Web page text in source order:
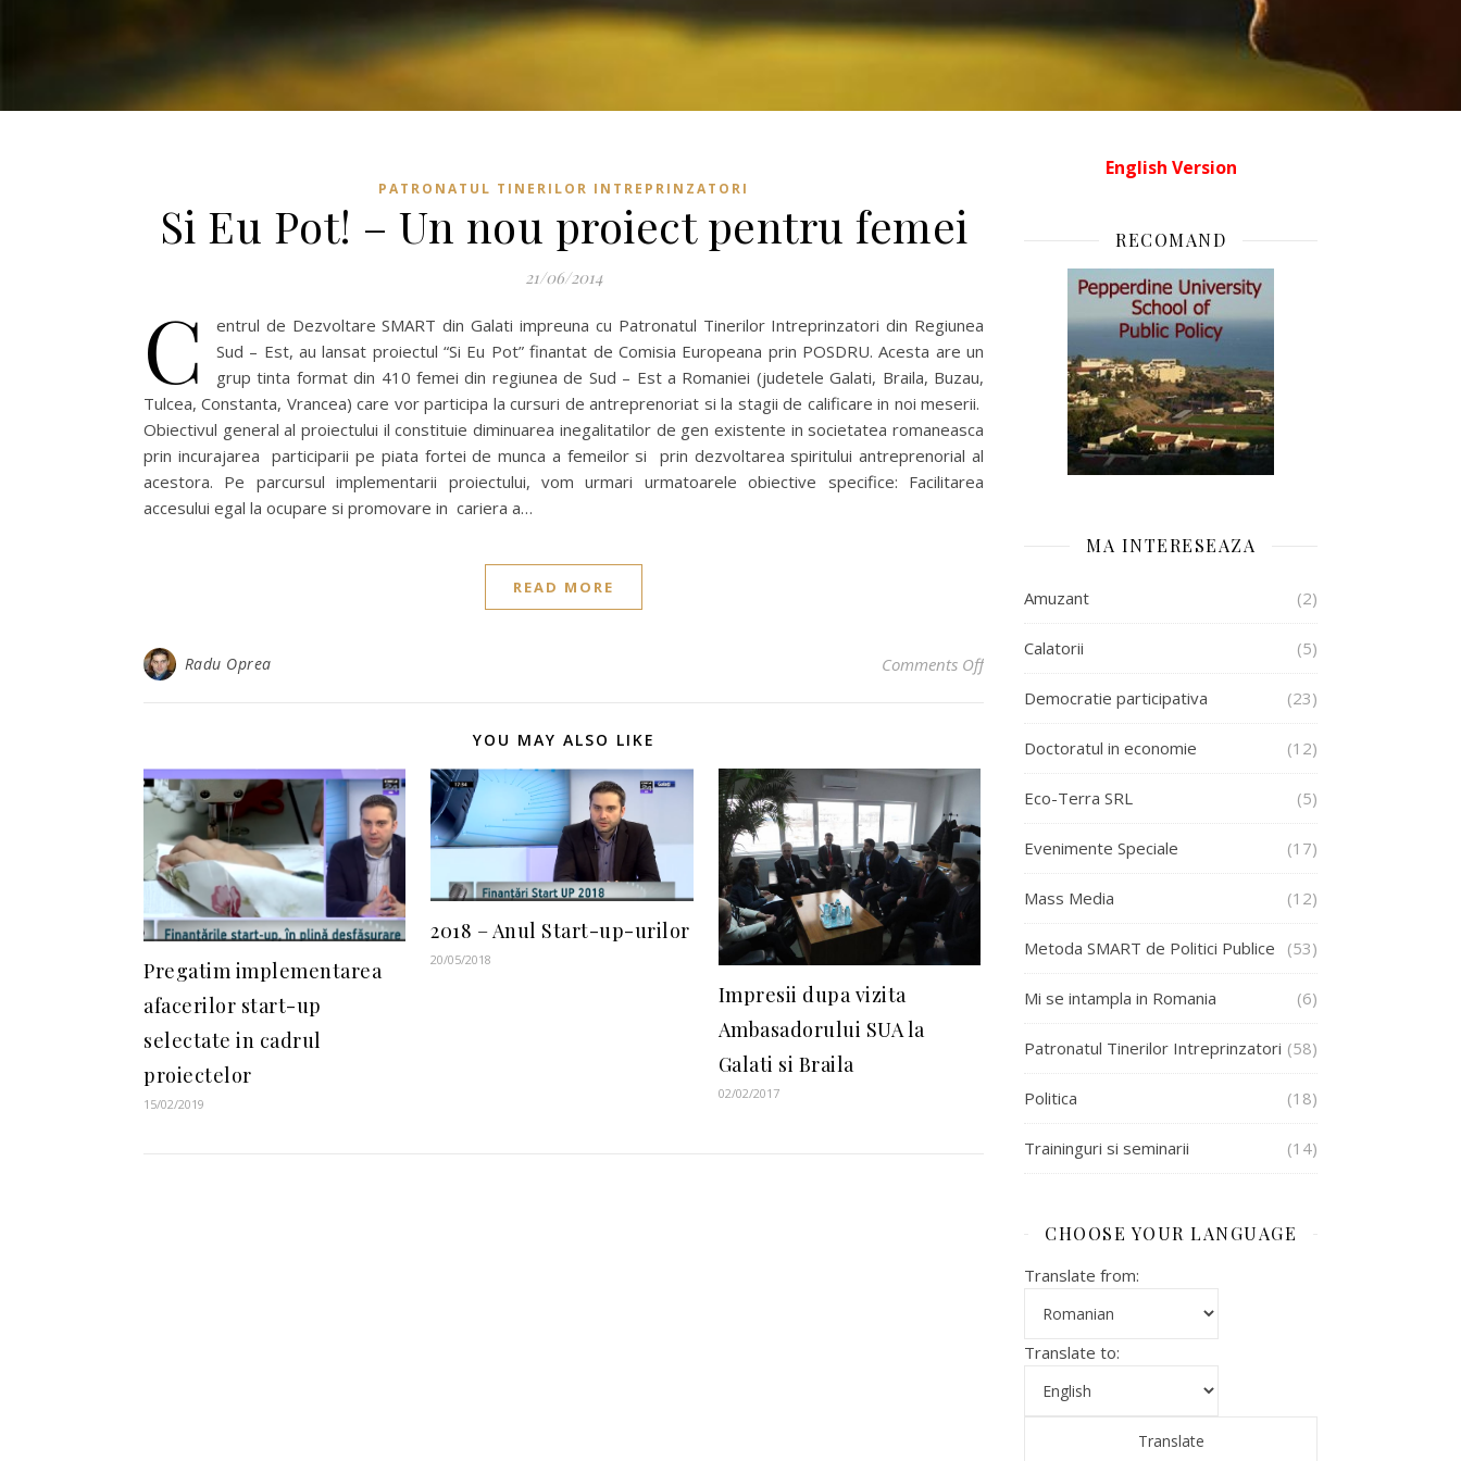
PATRONATUL TINERILOR INTREPRINZATORI
Si Eu Pot! – Un nou proiect pentru femei
21/06/2014
C
entrul de Dezvoltare SMART din Galati impreuna cu Patronatul Tinerilor Intreprinzatori din Regiunea
Sud – Est, au lansat proiectul “Si Eu Pot” finantat de Comisia Europeana prin POSDRU. Acesta are un
grup tinta format din 410 femei din regiunea de Sud – Est a Romaniei (judetele Galati, Braila, Buzau,
Tulcea, Constanta, Vrancea) care vor participa la cursuri de antreprenoriat si la stagii de calificare in noi meserii.
Obiectivul general al proiectului il constituie diminuarea inegalitatilor de gen existente in societatea romaneasca
prin incurajarea participarii pe piata fortei de munca a femeilor si prin dezvoltarea spiritului antreprenorial al
acestora. Pe parcursul implementarii proiectului, vom urmari urmatoarele obiective specifice: Facilitarea
accesului egal la ocupare si promovare in cariera a…
READ MORE
Radu Oprea Comments Offon Si Eu Pot! – Un nou proiect pentru femei
YOU MAY ALSO LIKE
Pregatim implementarea
afacerilor start-up
selectate in cadrul
proiectelor
15/02/2019
2018 – Anul Start-up-urilor
20/05/2018
Impresii dupa vizita
Ambasadorului SUA la
Galati si Braila
02/02/2017
English Version
RECOMAND
MA INTERESEAZA
Amuzant (2)
Calatorii (5)
Democratie participativa (23)
Doctoratul in economie (12)
Eco-Terra SRL (5)
Evenimente Speciale (17)
Mass Media (12)
Metoda SMART de Politici Publice (53)
Mi se intampla in Romania (6)
Patronatul Tinerilor Intreprinzatori (58)
Politica (18)
Traininguri si seminarii (14)
CHOOSE YOUR LANGUAGE
Translate from:
Translate to: